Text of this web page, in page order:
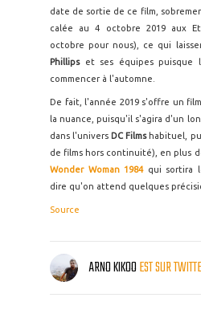
date de sortie de ce film,
calée au 4 octobre 2019 aux
octobre pour nous), ce qui
Phillips et ses équipes puisque
commencer à l'automne.
De fait, l'année 2019 s'offre un film
la nuance, puisqu'il s'agira d'un
dans l'univers DC Films habituel,
de films hors continuité), en plus
Wonder Woman 1984 qui sortira
dire qu'on attend quelques
Source
ARNO KIKOOEST SUR